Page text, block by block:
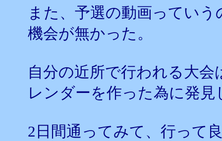
また、予選の動画ってい
機会が無かった。
自分の近所で行われる大
レンダーを作った為に発
2日間通ってみて、行って